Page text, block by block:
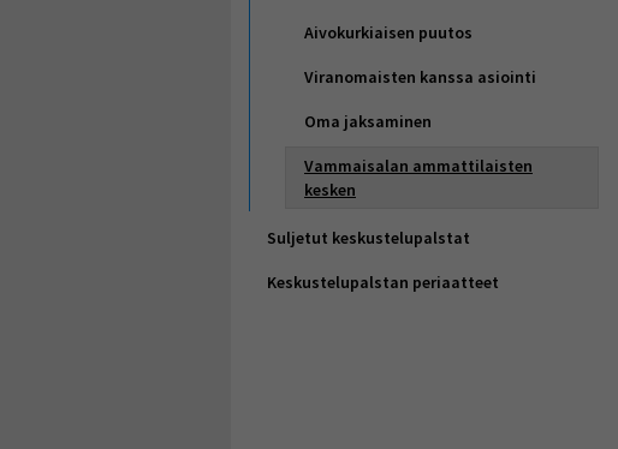
Aivokurkiaisen puutos
Viranomaisten kanssa asiointi
Oma jaksaminen
Vammaisalan ammattilaisten
kesken
Suljetut keskustelupalstat
Keskustelupalstan periaatteet